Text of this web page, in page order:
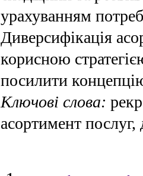
урахуванням
Диверсифікація
корисною
посилити
Ключові слова:
асортимент послуг,